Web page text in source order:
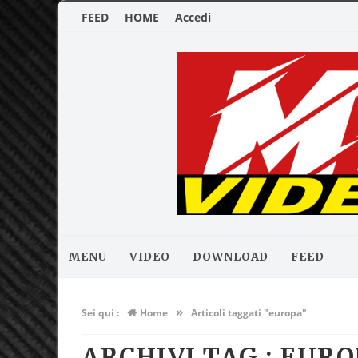
FEED HOME Accedi
MENU VIDEO DOWNLOAD FEED
Sei qui : Home » Articoli taggati "europa"